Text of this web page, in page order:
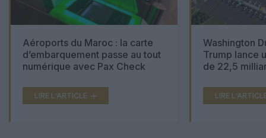
Aéroports du Maroc : la carte
d’embarquement passe au tout
numérique avec Pax Check
LIRE L'ARTICLE
Washington
Trump lance
de 22,5
LIRE